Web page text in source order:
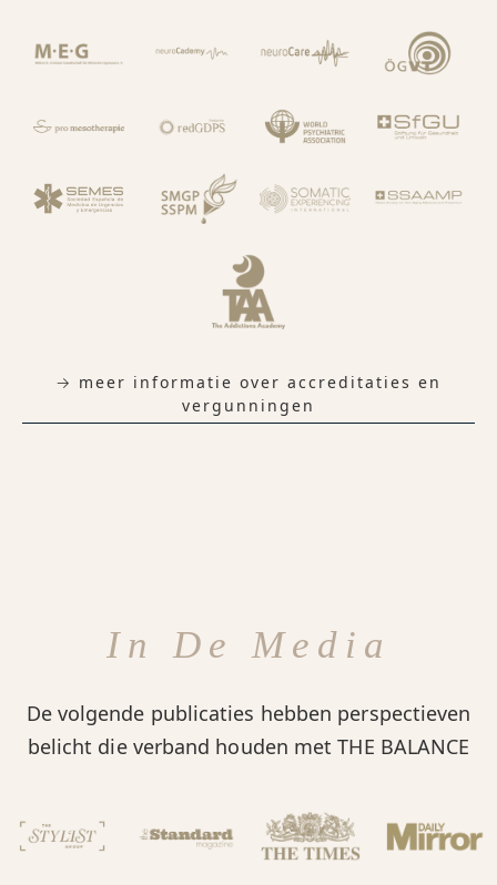
→ meer informatie over accreditaties en
vergunningen
In De Media
De volgende publicaties hebben perspectieven
belicht die verband houden met THE BALANCE